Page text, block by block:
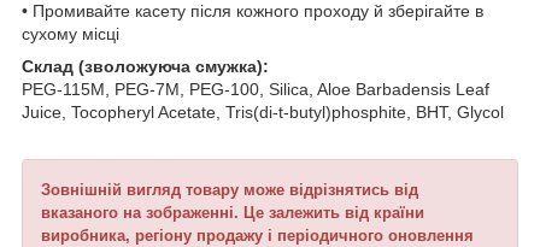
• Промивайте касету після кожного проходу й зберігайте в
сухому місці
Склад (зволожуюча смужка):
PEG‑115M, PEG‑7M, PEG‑100, Silica, Aloe Barbadensis Leaf
Juice, Tocopheryl Acetate, Tris(di‑t‑butyl)phosphite, BHT, Glycol
Зовнішній вигляд товару може відрізнятись від
вказаного на зображенні. Це залежить від країни
виробника, регіону продажу і періодичного оновлення